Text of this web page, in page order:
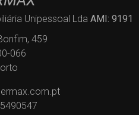
Unipessoal Lda AMI: 9191
459
066